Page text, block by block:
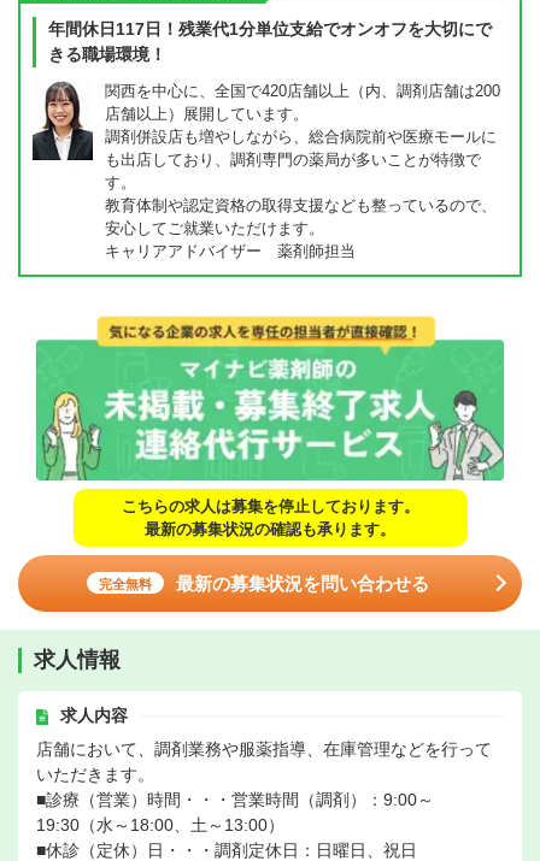
年間休日117日！残業代1分単位支給でオンオフを大切にで
きる職場環境！
関西を中心に、全国で420店舗以上（内、調剤店舗は200
店舗以上）展開しています。
調剤併設店も増やしながら、総合病院前や医療モールに
も出店しており、調剤専門の薬局が多いことが特徴で
す。
教育体制や認定資格の取得支援なども整っているので、
安心してご就業いただけます。
キャリアアドバイザー 薬剤師担当
こちらの求人は募集を停止しております。
最新の募集状況の確認も承ります。
完全無料 最新の募集状況を問い合わせる
求人情報
求人内容
店舗において、調剤業務や服薬指導、在庫管理などを行って
いただきます。
■診療（営業）時間・・・営業時間（調剤）：9:00～
19:30（水～18:00、土～13:00）
■休診（定休）日・・・調剤定休日：日曜日、祝日